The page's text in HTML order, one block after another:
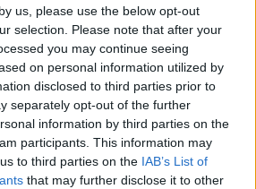
us, please use the below opt-out
selection. Please note that after your
you may continue seeing
on personal information utilized by
disclosed to third parties prior to
separately opt-out of the further
information by third parties on the
participants. This information may
to third parties on the IAB’s List of
that may further disclose it to other
για τις τιμές στο ράφι
εθνική υποδομή για την
υγείας προς όφελος